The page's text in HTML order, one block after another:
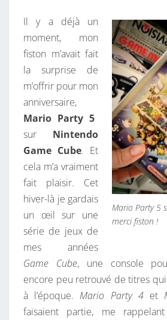
E
E
K
–
M
A
J
2
0
2
6
Mario Party 5
merci fiston !
Il y a déjà un
moment, mon
fiston m’avait fait
la surprise de
m’offrir pour mon
anniversaire,
Mario Party 5
sur Nintendo
Game Cube. Et
cela m’a vraiment
fait plaisir. Cet
hiver-là je gardais
un œil sur une
série de jeux de
mes années
Game Cube, une console
encore peu retrouvé de titres qui
à l’époque.Mario Party 4et
faisaient partie, me